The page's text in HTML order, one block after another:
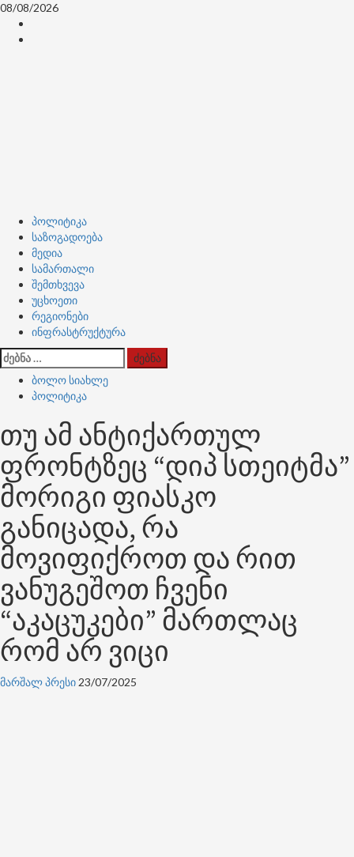
Skip
content
08/08/2026
Primary
Menu
პოლიტიკა
საზოგადოება
მედია
სამართალი
შემთხვევა
უცხოეთი
რეგიონები
ინფრასტრუქტურა
ძებნა:
ბოლო სიახლე
პოლიტიკა
თუ ამ ანტიქართულ
ფრონტზეც “დიპ სთეიტმა”
მორიგი ფიასკო
განიცადა, რა
მოვიფიქროთ და რით
ვანუგეშოთ ჩვენი
“აკაცუკები” მართლაც
რომ არ ვიცი
მარშალ პრესი 23/07/2025